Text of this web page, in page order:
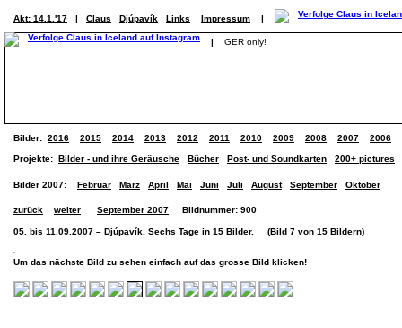
Akt: 14.1.'17 | Claus Djúpavík Links Impressum |
| GER only!
Bilder: 2016 2015 2014 2013 2012 2011 2010 2009 2008 2007 2006
Projekte: Bilder - und ihre Geräusche Bücher Post- und Soundkarten 200+ pictures
Bilder 2007: Februar März April Mai Juni Juli August September Oktober
zurück weiter September 2007 Bildnummer: 900
05. bis 11.09.2007 – Djúpavík. Sechs Tage in 15 Bilder. (Bild 7 von 15 Bildern)
Um das nächste Bild zu sehen einfach auf das grosse Bild klicken!